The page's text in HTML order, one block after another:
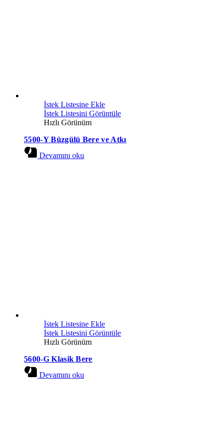
İstek Listesine Ekle
İstek Listesini Görüntüle
Hızlı Görünüm
5500-Y Büzgülü Bere ve Atkı
Devamını oku
İstek Listesine Ekle
İstek Listesini Görüntüle
Hızlı Görünüm
5600-G Klasik Bere
Devamını oku